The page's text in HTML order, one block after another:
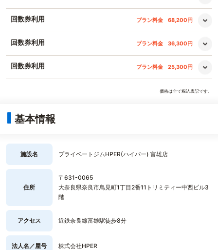
回数券利用 プラン料金 68,200円
回数券利用 プラン料金 36,300円
回数券利用 プラン料金 25,300円
価格は全て税込表記です。
基本情報
施設名 プライベートジムHPER(ハイパー) 富雄店
住所
〒631-0065
大奈良県奈良市鳥見町1丁目2番11トリミティー中西ビル3
階
アクセス 近鉄奈良線富雄駅徒歩8分
法人名／屋号 株式会社HPER